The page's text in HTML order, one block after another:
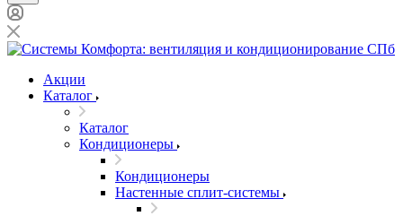
Акции
Каталог
Каталог
Кондиционеры
Кондиционеры
Настенные сплит-системы